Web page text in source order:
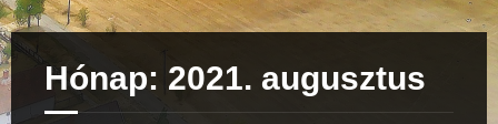
Hónap: 2021. augusztus